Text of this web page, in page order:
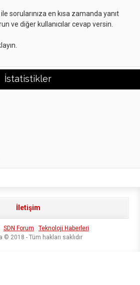
sorularınıza en kısa zamanda yanıt
ve diğer kullanıcılar cevap versin.
İstatistikler
İletişim
SDN Forum
Teknoloji Haberleri
© 2018 - Tüm hakları saklıdır